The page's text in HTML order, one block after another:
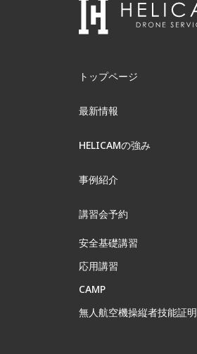
トップページ
最新情報
HELICAMの強み
事例紹介
講習会予約
安全基礎講習
応用講習
CAMP
無⼈航空機操縦者技能証明